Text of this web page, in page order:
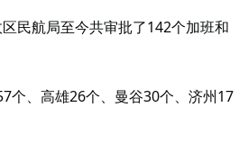
民航局至今共审批了142个加班和
个、高雄26个、曼谷30个、济州17